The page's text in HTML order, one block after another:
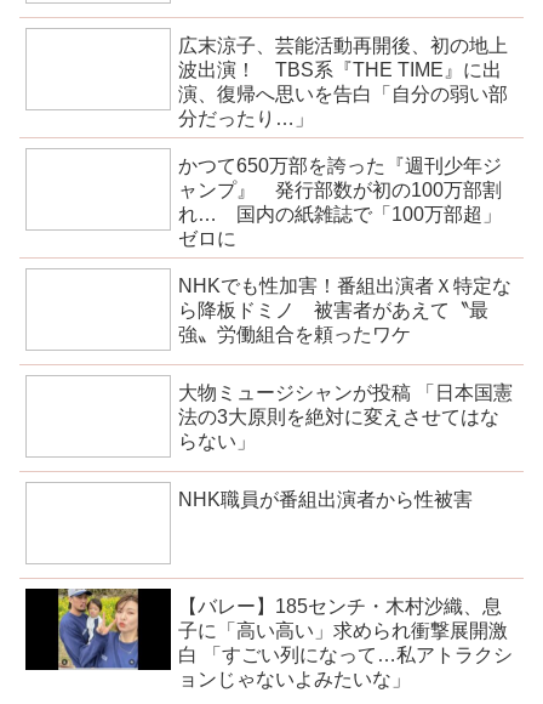
広末涼子、芸能活動再開後、初の地上
波出演！ TBS系『THE TIME』に出
演、復帰へ思いを告白「自分の弱い部
分だったり…」
かつて650万部を誇った『週刊少年ジ
ャンプ』 発行部数が初の100万部割
れ… 国内の紙雑誌で「100万部超」
ゼロに
NHKでも性加害！番組出演者Ｘ特定な
ら降板ドミノ 被害者があえて〝最
強〟労働組合を頼ったワケ
大物ミュージシャンが投稿 「日本国憲
法の3大原則を絶対に変えさせてはな
らない」
NHK職員が番組出演者から性被害
【バレー】185センチ・木村沙織、息
子に「高い高い」求められ衝撃展開激
白 「すごい列になって…私アトラクシ
ョンじゃないよみたいな」